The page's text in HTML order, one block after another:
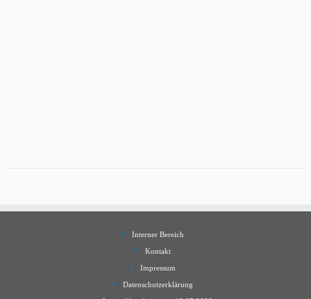
Interner Bereich
Kontakt
Impressum
Datenschutzerklärung